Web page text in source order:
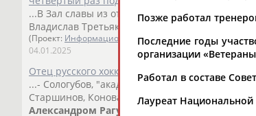
...В Зал славы из отечественных игроков
Владислав Третьяк, Хелмут Балдерис,...
(Проект: Информационное агентство СТАДИОН)
04.01.2025
Отец русского хоккея. Анатолию Тарасову - 100
...- Сологубов, "академики" Локтев – Альметов -
Старшинов, Коноваленко, Фирсов,... ...в ЦСКА
Александром Рагулиным с синей линии
Позже работал
Последние годы
организации
Работал в составе
Лауреат